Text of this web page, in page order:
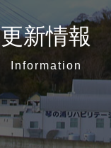
更新情報
Information